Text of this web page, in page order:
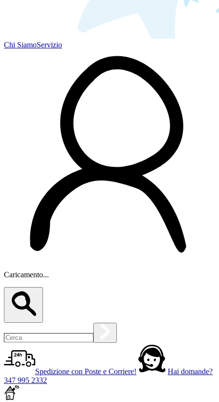
Chi SiamoServizio
Caricamento...
Spedizione con Poste e Corriere!
Hai domande?
347 995 2332